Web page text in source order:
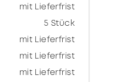
mit Lieferfrist
5 Stück
mit Lieferfrist
mit Lieferfrist
mit Lieferfrist